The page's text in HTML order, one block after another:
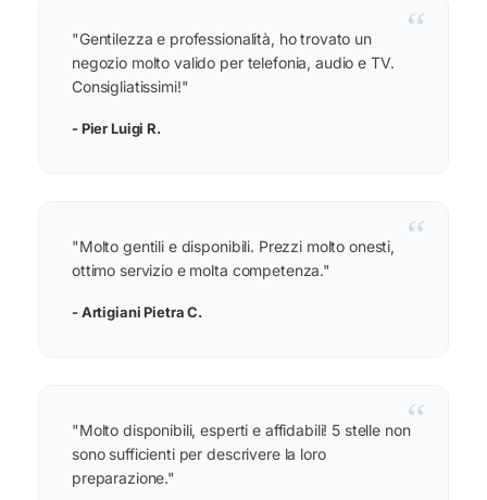
“
"Gentilezza e professionalità, ho trovato un
negozio molto valido per telefonia, audio e TV.
Consigliatissimi!"
- Pier Luigi R.
“
"Molto gentili e disponibili. Prezzi molto onesti,
ottimo servizio e molta competenza."
- Artigiani Pietra C.
“
"Molto disponibili, esperti e affidabili! 5 stelle non
sono sufficienti per descrivere la loro
preparazione."